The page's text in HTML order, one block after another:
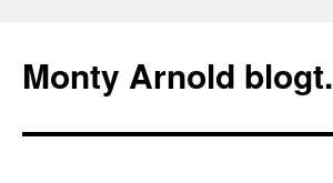
springen
Monty Arnold blogt.